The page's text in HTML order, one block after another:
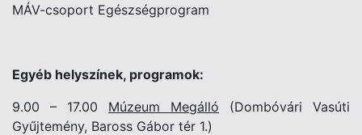
MÁV-csoport Egészségprogram
Egyéb helyszínek, programok:
9.00 – 17.00 Múzeum Megálló (Dombóvári Vasúti
Gyűjtemény, Baross Gábor tér 1.)